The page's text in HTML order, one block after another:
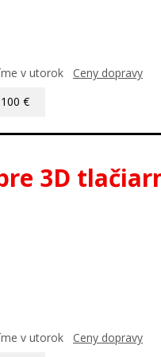
v utorok Ceny dopravy
€
3D
v utorok Ceny dopravy